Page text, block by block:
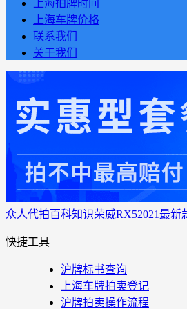
上海拍牌时间
上海车牌价格
联系我们
关于我们
众人代拍百科知识荣威RX52021最新
快捷工具
沪牌标书查询
上海车牌拍卖登记
沪牌拍卖操作流程